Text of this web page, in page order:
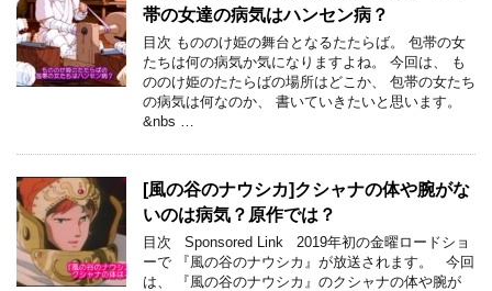
帯の女達の病気はハンセン病？
目次 もののけ姫の舞台となるたたらば。 包帯の女
たちは何の病気か気になりますよね。 今回は、 も
ののけ姫のたたらばの場所はどこか、 包帯の女たち
の病気は何なのか、 書いていきたいと思います。
&nbs …
[風の谷のナウシカ]クシャナの体や腕がな
いのは病気？原作では？
目次 Sponsored Link 2019年初の金曜ロードショ
ーで 『風の谷のナウシカ』が放送されます。 今回
は、 『風の谷のナウシカ』のクシャナの体や腕が